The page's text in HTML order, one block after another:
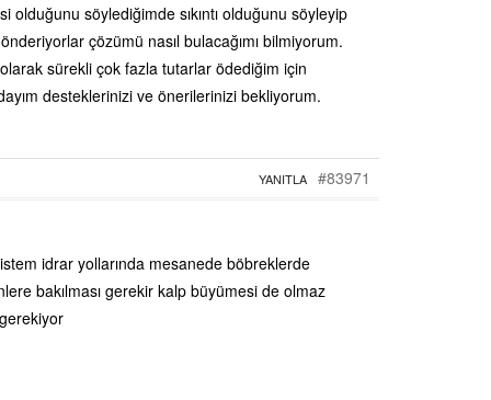
söylediğimde sıkıntı olduğunu söyleyip
çözümü nasıl bulacağımı bilmiyorum.
sürekli çok fazla tutarlar ödediğim için
desteklerinizi ve önerilerinizi bekliyorum.
#83971
YANITLA
idrar yollarında mesanede böbreklerde
bakılması gerekir kalp büyümesi de olmaz